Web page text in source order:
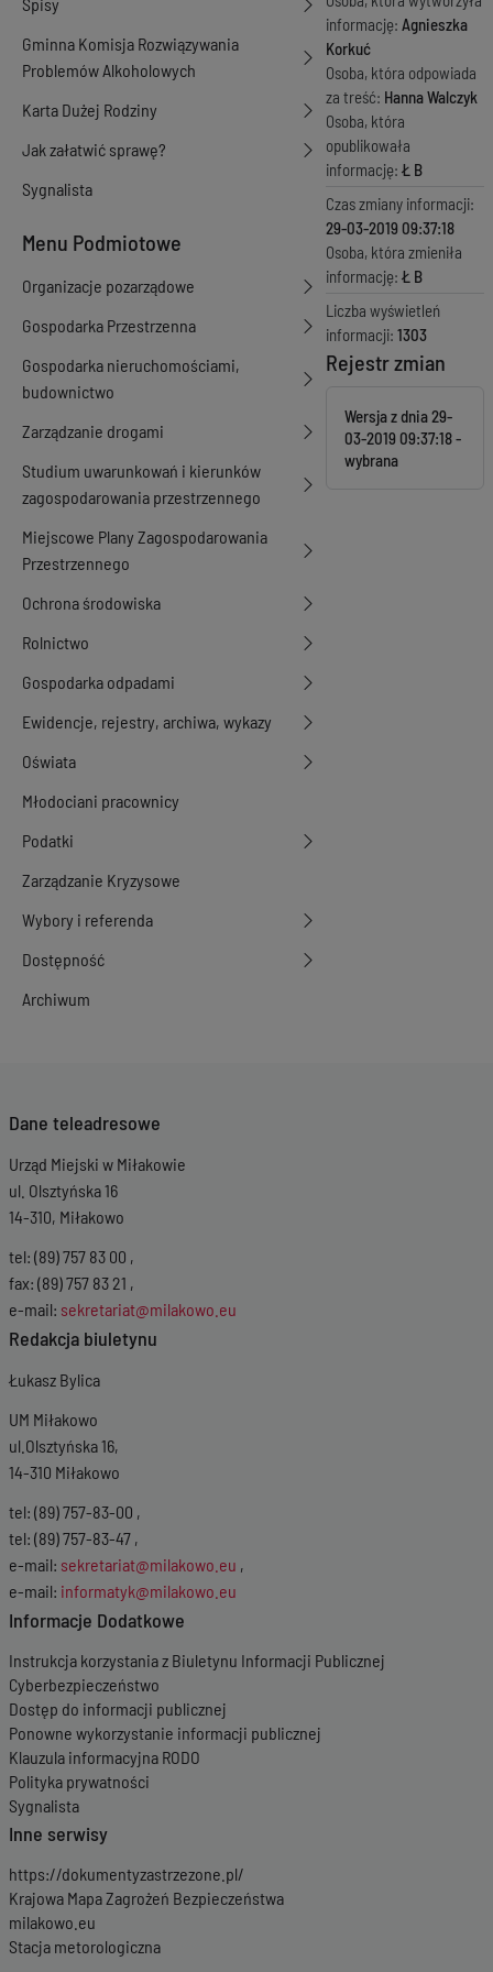
Gminna Komisja Rozwiązywania
Problemów Alkoholowych
Karta Dużej Rodziny
Jak załatwić sprawę?
Sygnalista
Menu Podmiotowe
Organizacje pozarządowe
Gospodarka Przestrzenna
Gospodarka nieruchomościami,
budownictwo
Zarządzanie drogami
Studium uwarunkowań i kierunków
zagospodarowania przestrzennego
Miejscowe Plany Zagospodarowania
Przestrzennego
Ochrona środowiska
Rolnictwo
Gospodarka odpadami
Ewidencje, rejestry, archiwa, wykazy
Oświata
Młodociani pracownicy
Podatki
Zarządzanie Kryzysowe
Wybory i referenda
Dostępność
Archiwum
informację: Agnieszka
Korkuć
Osoba, która odpowiada
za treść: Hanna Walczyk
Osoba, która
opublikowała
informację: Ł B
Czas zmiany informacji:
29-03-2019 09:37:18
Osoba, która zmieniła
informację: Ł B
Liczba wyświetleń
informacji: 1303
Rejestr zmian
Wersja z dnia29-
03-2019 09:37:18
Dane teleadresowe
Urząd Miejski w Miłakowie
ul. Olsztyńska 16
14-310, Miłakowo
tel: (89) 757 83 00 ,
fax: (89) 757 83 21 ,
e-mail: sekretariat@milakowo.eu
Redakcja biuletynu
Łukasz Bylica
UM Miłakowo
ul.Olsztyńska 16,
14-310 Miłakowo
tel: (89) 757-83-00 ,
tel: (89) 757-83-47 ,
e-mail: sekretariat@milakowo.eu ,
e-mail: informatyk@milakowo.eu
Informacje Dodatkowe
Instrukcja korzystania z Biuletynu Informacji Publicznej
Cyberbezpieczeństwo
Dostęp do informacji publicznej
Ponowne wykorzystanie informacji publicznej
Klauzula informacyjna RODO
Polityka prywatności
Sygnalista
Inne serwisy
https://dokumentyzastrzezone.pl/
Krajowa Mapa Zagrożeń Bezpieczeństwa
milakowo.eu
Stacja metorologiczna